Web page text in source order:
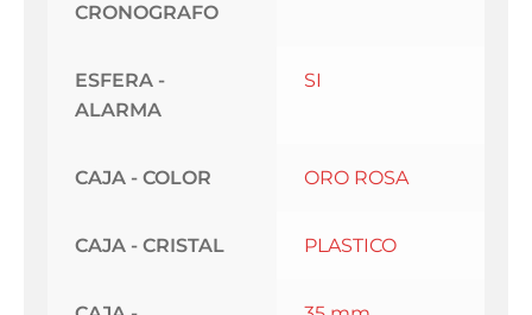
CRONOGRAFO
ESFERA -
ALARMA
SI
CAJA - COLOR ORO ROSA
CAJA - CRISTAL PLASTICO